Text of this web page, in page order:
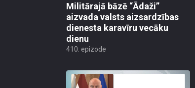
Militārajā bāzē “Ādaži”
aizvada valsts aizsardzības
dienesta karavīru vecāku
dienu
410. epizode